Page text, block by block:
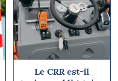
Le CRR est-il